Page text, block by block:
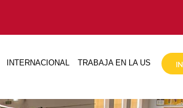
INTERNACIONAL TRABAJA EN LA US